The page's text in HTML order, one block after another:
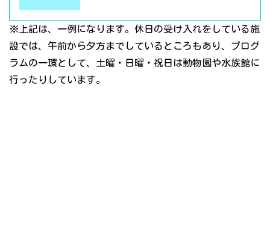
※上記は、一例になります。休日の受け入れをしている施
設では、午前から夕方までしているところもあり、プログ
ラムの一環として、土曜・日曜・祝日は動物園や水族館に
行ったりしています。